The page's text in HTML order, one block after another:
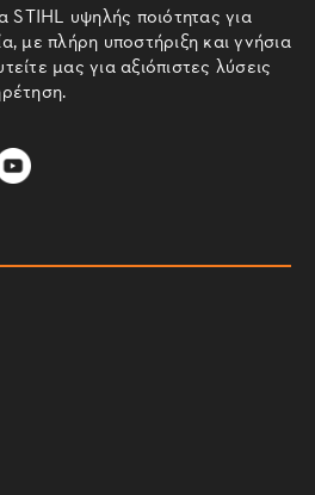
υψηλής ποιότητας για
με πλήρη υποστήριξη και γνήσια
μας για αξιόπιστες λύσεις